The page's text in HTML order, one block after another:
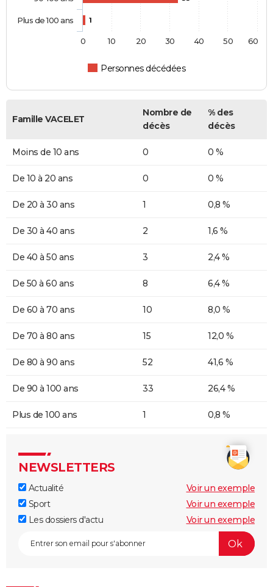
1
Personnes décédées
Plus de 100 ans
0 10 20 30 40 50 60
Famille VACELET
Nombre de
décès
% des
décès
Moins de 10 ans 0 0 %
De 10 à 20 ans 0 0 %
De 20 à 30 ans 1 0,8 %
De 30 à 40 ans 2 1,6 %
De 40 à 50 ans 3 2,4 %
De 50 à 60 ans 8 6,4 %
De 60 à 70 ans 10 8,0 %
De 70 à 80 ans 15 12,0 %
De 80 à 90 ans 52 41,6 %
De 90 à 100 ans 33 26,4 %
Plus de 100 ans 1 0,8 %
NEWSLETTERS
Actualité
Voir un exemple
Sport
Voir un exemple
Les dossiers d'actu
Voir un exemple